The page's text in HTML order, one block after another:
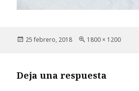
Publicado
25 febrero, 2018
Tamaño
1800 × 1200
Deja una respuesta